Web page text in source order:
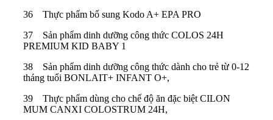
36 Thực phẩm bổ sung Kodo A+ EPA PRO
37 Sản phẩm dinh dưỡng công thức COLOS 24H
PREMIUM KID BABY 1
38 Sản phẩm dinh dưỡng công thức dành cho trẻ từ 0-12
tháng tuổi BONLAIT+ INFANT O+,
39 Thực phẩm dùng cho chế độ ăn đặc biệt CILON
MUM CANXI COLOSTRUM 24H,